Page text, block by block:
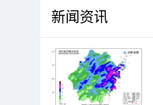
新闻资讯